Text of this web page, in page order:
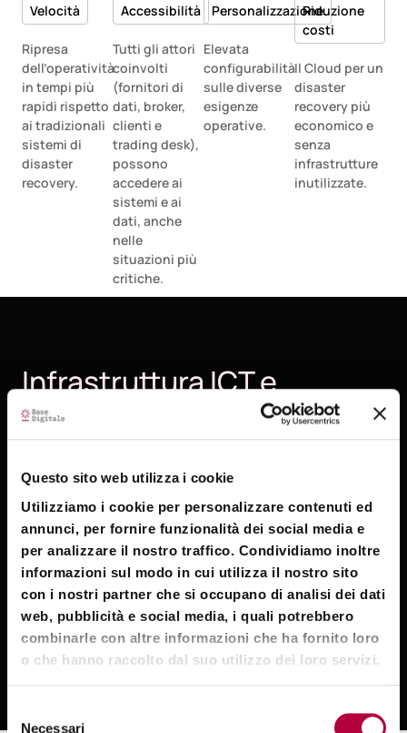
Questo sito web utilizza i cookie
Utilizziamo i cookie per personalizzare contenuti ed
annunci, per fornire funzionalità dei social media e
per analizzare il nostro traffico. Condividiamo inoltre
informazioni sul modo in cui utilizza il nostro sito
con i nostri partner che si occupano di analisi dei dati
web, pubblicità e social media, i quali potrebbero
combinarle con altre informazioni che ha fornito loro
o che hanno raccolto dal suo utilizzo dei loro servizi.
Necessari
Velocità
Ripresa
dell’operatività
in tempi più
rapidi rispetto
ai tradizionali
sistemi di
disaster
recovery.
Accessibilità
Tutti gli attori
coinvolti
(fornitori di
dati, broker,
clienti e
trading desk),
possono
accedere ai
sistemi e ai
dati, anche
nelle
situazioni più
critiche.
Personalizzazione
Elevata
configurabilità
sulle diverse
esigenze
operative.
Riduzione
costi
Il Cloud per un
disaster
recovery più
economico e
senza
infrastrutture
inutilizzate.
Infrastruttura ICT e
soluzione software ad alte
prestazioni
Order Management
Market Data
Market/Broker Connectivity
Post trade feeding